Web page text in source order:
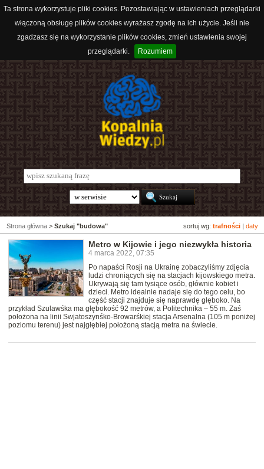
Ta strona wykorzystuje pliki cookies. Pozostawiając w ustawieniach przeglądarki
włączoną obsługę plików cookies wyrażasz zgodę na ich użycie. Jeśli nie
zgadzasz się na wykorzystanie plików cookies, zmień ustawienia swojej
przeglądarki.
Rozumiem
sortuj wg: trafności daty
Strona główna > Szukaj "budowa"
Metro w Kijowie i jego niezwykła historia
4 marca 2022, 07:35
Po napaści Rosji na Ukrainę zobaczyliśmy zdjęcia
ludzi chroniących się na stacjach kijowskiego metra.
Ukrywają się tam tysiące osób, głównie kobiet i
dzieci. Metro idealnie nadaje się do tego celu, bo
część stacji znajduje się naprawdę głęboko. Na
przykład Szulawśka ma głębokość 92 metrów, a Politechnika – 55 m. Zaś
położona na linii Swjatoszynśko-Browarśkiej stacja Arsenalna (105 m poniżej
poziomu terenu) jest najgłębiej położoną stacją metra na świecie.